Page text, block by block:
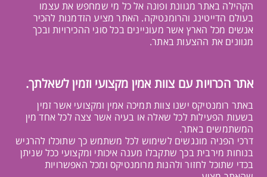
הקהילה באתר מגוונת ופונה אל כל מי שמחפש את עצמו
בעולם הדייטינג והרומנטיקה. האתר מציע הזדמנות להכיר
אנשים מכל הארץ אשר מעוניינים בכל סוגי ההכירויות ובכך
מגוונים את ההצעות באתר.
אתר הכרויות עם צוות אמין מקצועי וזמין לשאלתך.
באתר רומנטיקס ישנו צוות תמיכה אמין ומקצועי אשר זמין
בשעות הפעילות לכל שאלה או בעיה אשר צצה לכל אחד מין
המשתמשים באתר.
דרכי הפניה מונגשים לשימוש לכל משתמש כך שתוכלו להרגיש
בנוחות מירבית בכך שתקבלו מענה איכותי ומקצועי ככל שניתן
בכדי שתוכל לחזור ולהנות מרומנטיקס ומכל האפשרויות